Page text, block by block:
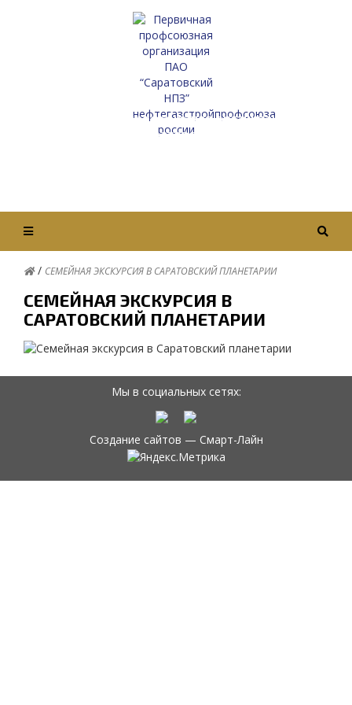
Первичная профсоюзная организация
ПАО “Саратовский НПЗ”
/ СЕМЕЙНАЯ ЭКСКУРСИЯ В САРАТОВСКИЙ ПЛАНЕТАРИИ
СЕМЕЙНАЯ ЭКСКУРСИЯ В
САРАТОВСКИЙ ПЛАНЕТАРИИ
Мы в социальных сетях:
Создание сайтов — Смарт-Лайн